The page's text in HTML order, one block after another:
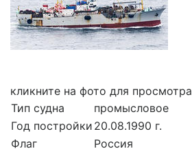
кликните на фото для просмотра
Тип судна
промысловое
Год постройки 20.08.1990 г.
Флаг
Россия